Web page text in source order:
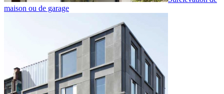
maison ou de garage